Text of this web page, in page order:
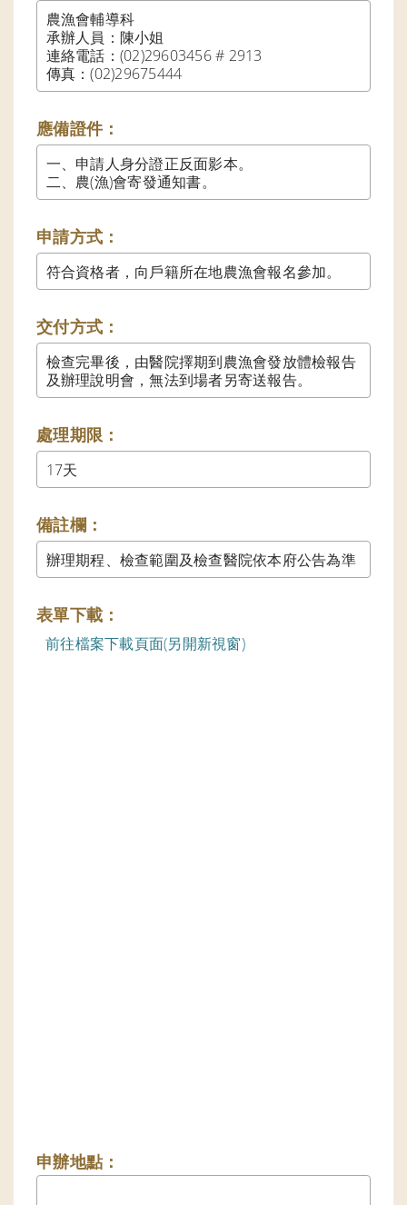
農漁會輔導科
承辦人員：陳小姐
連絡電話：(02)29603456 # 2913
傳真：(02)29675444
應備證件：
一、申請人身分證正反面影本。
二、農(漁)會寄發通知書。
申請方式：
符合資格者，向戶籍所在地農漁會報名參加。
交付方式：
檢查完畢後，由醫院擇期到農漁會發放體檢報告
及辦理說明會，無法到場者另寄送報告。
處理期限：
備註欄：
辦理期程、檢查範圍及檢查醫院依本府公告為準
表單下載：
前往檔案下載頁面(另開新視窗)
申辦地點：